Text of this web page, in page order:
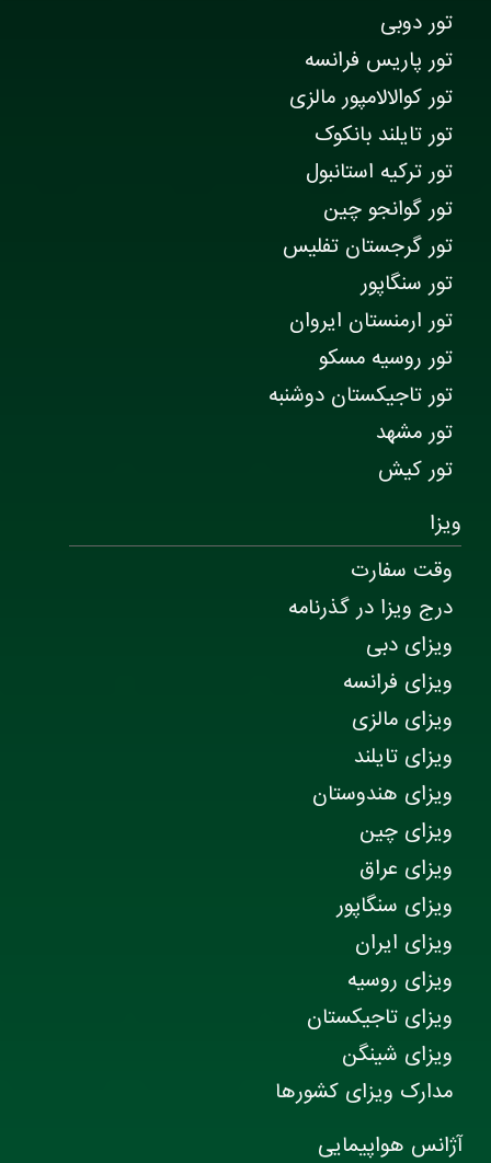
تور دوبی
تور پاریس فرانسه
تور کوالالامپور مالزی
تور تایلند بانکوک
تور ترکیه استانبول
تور گوانجو چین
تور گرجستان تفلیس
تور سنگاپور
تور ارمنستان ایروان
تور روسیه مسکو
تور تاجیکستان دوشنبه
تور مشهد
تور کیش
ویزا
وقت سفارت
درج ویزا در گذرنامه
ویزای دبی
ویزای فرانسه
ویزای مالزی
ویزای تایلند
ویزای هندوستان
ویزای چین
ویزای عراق
ویزای سنگاپور
ویزای ایران
ویزای روسیه
ویزای تاجیکستان
ویزای شینگن
مدارک ویزای کشورها
آژانس هواپیمایی